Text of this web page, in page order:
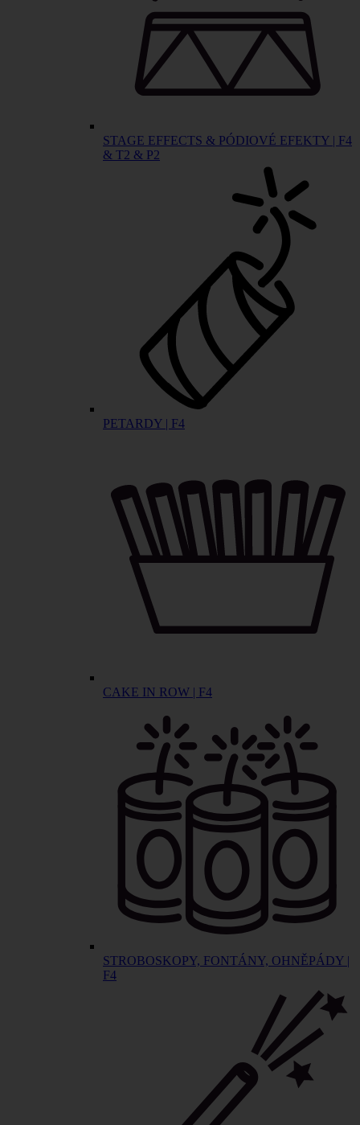
STAGE EFFECTS & PÓDIOVÉ EFEKTY | F4
& T2 & P2
PETARDY | F4
CAKE IN ROW | F4
STROBOSKOPY, FONTÁNY, OHNĚPÁDY |
F4